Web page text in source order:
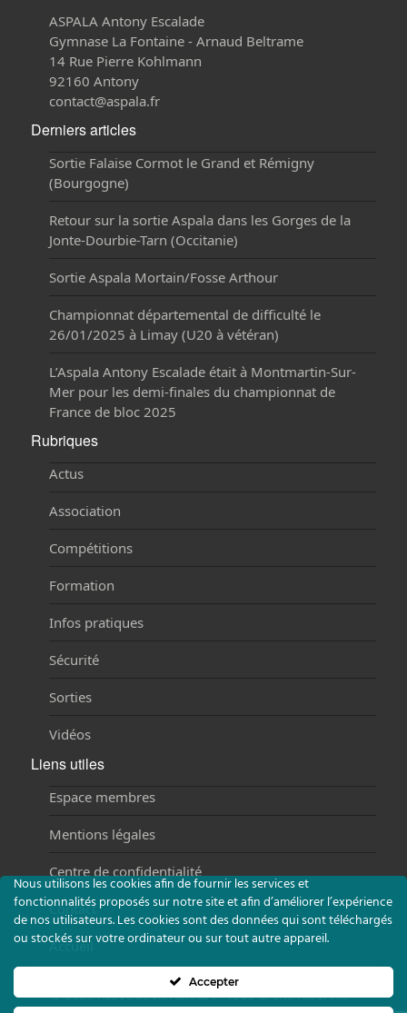
ASPALA Antony Escalade
Gymnase La Fontaine - Arnaud Beltrame
14 Rue Pierre Kohlmann
92160 Antony
contact@aspala.fr
Derniers articles
Sortie Falaise Cormot le Grand et Rémigny
(Bourgogne)
Retour sur la sortie Aspala dans les Gorges de la
Jonte-Dourbie-Tarn (Occitanie)
Sortie Aspala Mortain/Fosse Arthour
Championnat départemental de difficulté le
26/01/2025 à Limay (U20 à vétéran)
L’Aspala Antony Escalade était à Montmartin-Sur-
Mer pour les demi-finales du championnat de
France de bloc 2025
Rubriques
Actus
Association
Compétitions
Formation
Infos pratiques
Sécurité
Sorties
Vidéos
Liens utiles
Espace membres
Mentions légales
Centre de confidentialité
Contact
Accueil
©2023 Association ASPALA - Tous droits réservés -
Nous utilisons les cookies afin de fournir les services et
fonctionnalités proposés sur notre site et afin d’améliorer l’expérience
de nos utilisateurs. Les cookies sont des données qui sont téléchargés
ou stockés sur votre ordinateur ou sur tout autre appareil.
Accepter